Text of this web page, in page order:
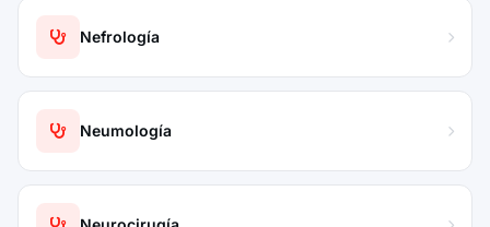
Nefrología
Neumología